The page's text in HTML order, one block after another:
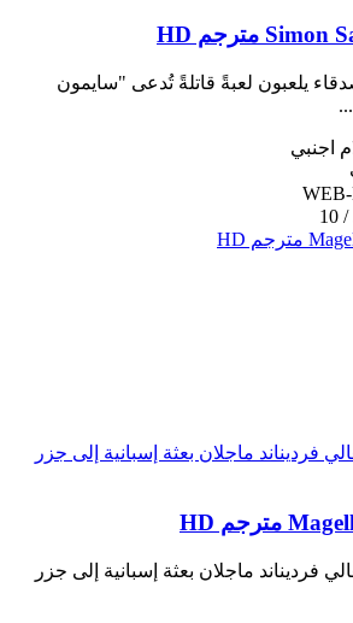
يلعبون لعبةً قاتلةً تُدعى "سايمون
اجنبي
فرديناند ماجلان بعثة إسبانية إلى جزر
فرديناند ماجلان بعثة إسبانية إلى جزر